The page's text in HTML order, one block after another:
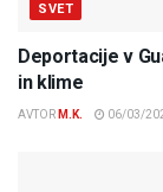
SVET
Deportacije v
in klime
AVTOR M.K. 06/03/